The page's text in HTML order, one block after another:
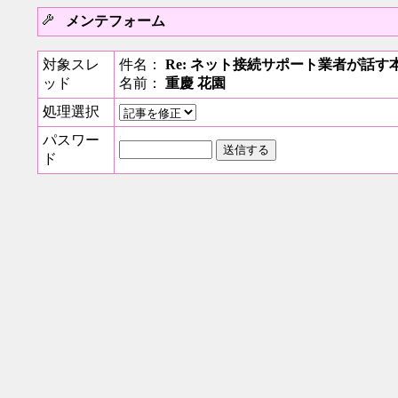
メンテフォーム
対象スレ
ッド
件名： Re: ネット接続サポート業者が話す
名前： 重慶 花園
処理選択
パスワー
ド